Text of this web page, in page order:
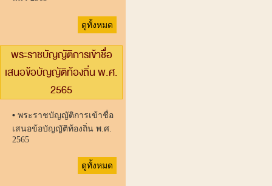
ดูทั้งหมด
พระราชบัญญัติการเข้าชื่อ
เสนอข้อบัญญัติท้องถิ่น พ.ศ.
2565
• พระราชบัญญัติการเข้าชื่อ
เสนอข้อบัญญัติท้องถิ่น พ.ศ.
2565
ดูทั้งหมด